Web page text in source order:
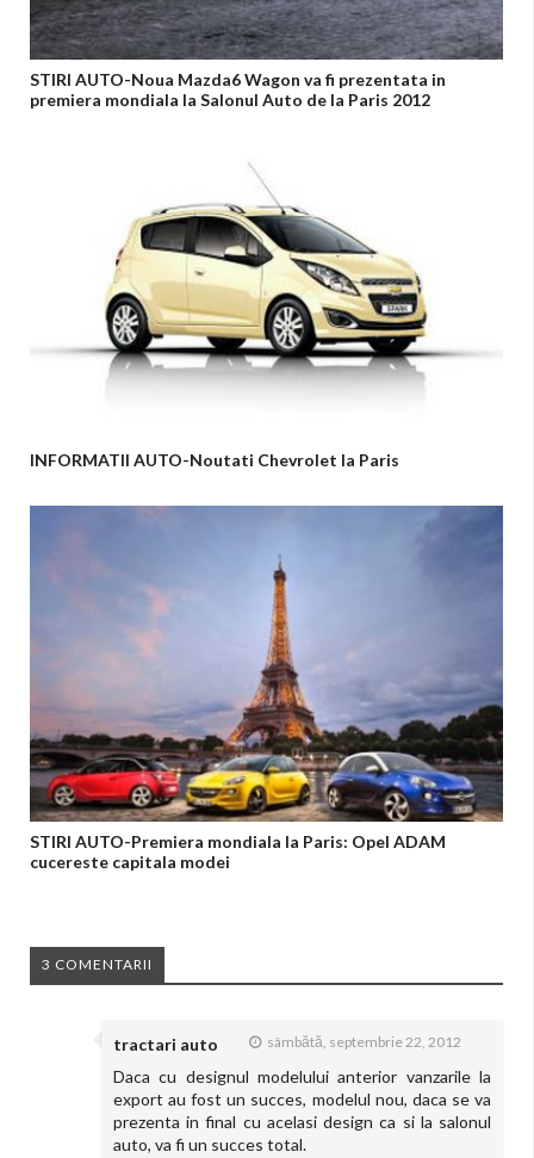
STIRI AUTO-Noua Mazda6 Wagon va fi prezentata in
premiera mondiala la Salonul Auto de la Paris 2012
INFORMATII AUTO-Noutati Chevrolet la Paris
STIRI AUTO-Premiera mondiala la Paris: Opel ADAM
cucereste capitala modei
3 COMENTARII
tractari auto sâmbătă, septembrie 22, 2012
Daca cu designul modelului anterior vanzarile la
export au fost un succes, modelul nou, daca se va
prezenta in final cu acelasi design ca si la salonul
auto, va fi un succes total.